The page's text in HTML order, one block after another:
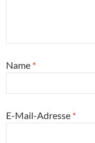
Name *
E-Mail-Adresse *